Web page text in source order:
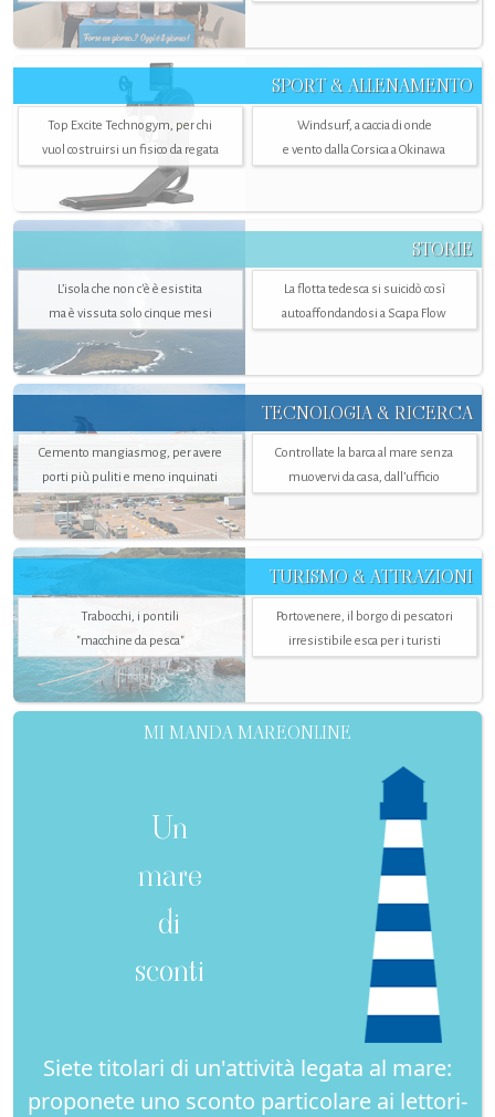
SPORT & ALLENAMENTO
Top Excite Technogym, per chi
vuol costruirsi un fisico da regata
Windsurf, a caccia di onde
e vento dalla Corsica a Okinawa
STORIE
L’isola che non c'è è esistita
ma è vissuta solo cinque mesi
La flotta tedesca si suicidò così
autoaffondandosi a Scapa Flow
TECNOLOGIA & RICERCA
Cemento mangiasmog, per avere
porti più puliti e meno inquinati
Controllate la barca al mare senza
muovervi da casa, dall’ufficio
TURISMO & ATTRAZIONI
Trabocchi, i pontili
"macchine da pesca"
Portovenere, il borgo di pescatori
irresistibile esca per i turisti
MI MANDA MAREONLINE
Un
mare
di
sconti
Siete titolari di un'attività legata al mare:
proponete uno sconto particolare ai lettori-